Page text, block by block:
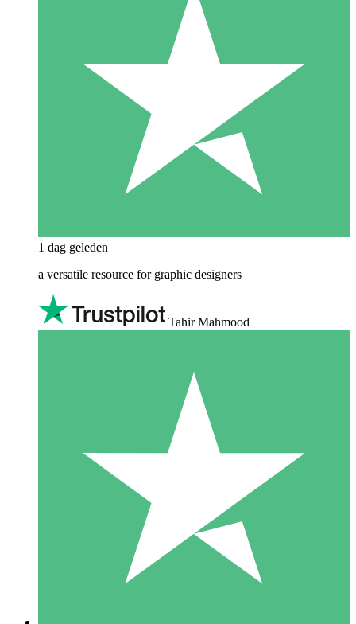
1 dag geleden
a versatile resource for graphic designers
Tahir Mahmood